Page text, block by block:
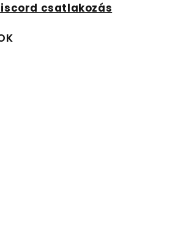
csatlakozás